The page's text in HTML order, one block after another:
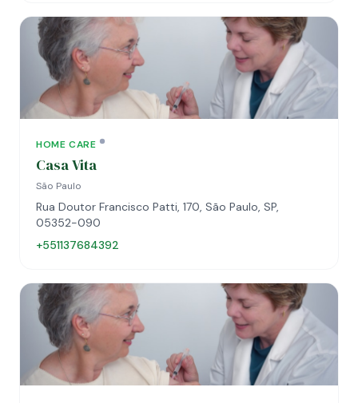
HOME CARE
Casa Vita
São Paulo
Rua Doutor Francisco Patti, 170, São Paulo, SP,
05352-090
+551137684392